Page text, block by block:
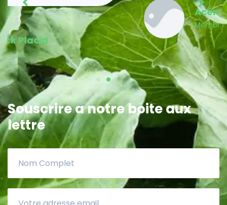
Acénès Jeune
Membre MPP
Souscrire a notre boite aux
lettre